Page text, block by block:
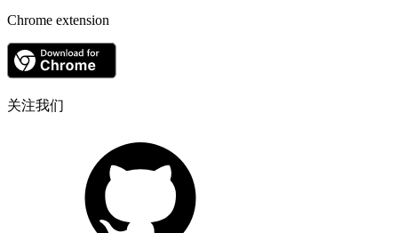
Chrome extension
关注我们